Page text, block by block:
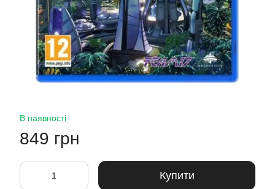
В наявності
849 грн
Купити